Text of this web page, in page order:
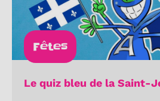
Fêtes
Le quiz bleu de la Saint-